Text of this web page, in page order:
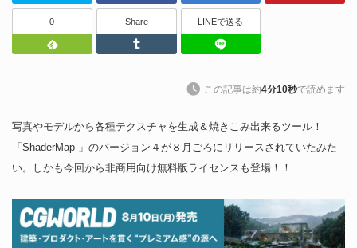
0
Feedly
Share
Tumblr
LINEで送る
この記事は約4分10秒で読めます
写真やモデルから各種テクスチャを生成＆焼きこみ出来るツール！
「ShaderMap 」のバージョン４が８月ごろにリリースされていたみた
い。しかも今回から非商用向け無料版ライセンスも登場！！